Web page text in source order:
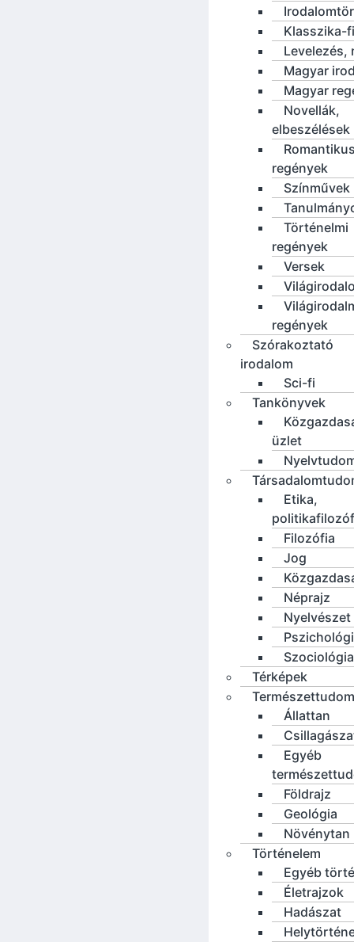
Klasszika-
Levelezés,
Magyar
Magyar
Novellák,
elbeszélések
regények
Színművek
Történelmi
regények
Versek
regények
Szórakoztató
irodalom
Sci-fi
Tankönyvek
üzlet
Etika,
Filozófia
Jog
Néprajz
Nyelvészet
Szociológia
Térképek
Állattan
Egyéb
Földrajz
Geológia
Növénytan
Történelem
Egyéb
Életrajzok
Hadászat